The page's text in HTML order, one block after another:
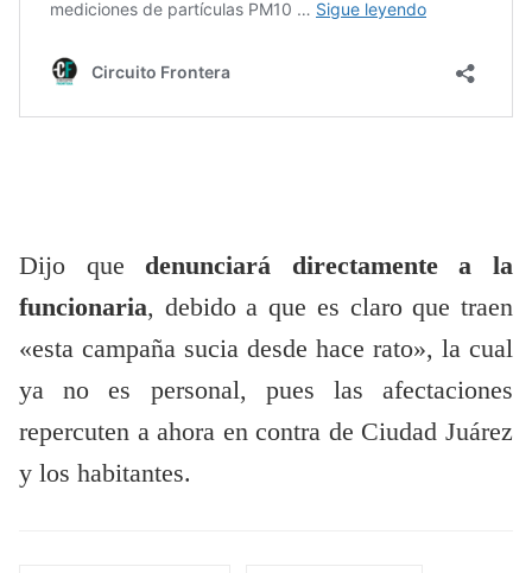
Dijo que denunciará directamente a la
funcionaria, debido a que es claro que traen
«esta campaña sucia desde hace rato», la cual
ya no es personal, pues las afectaciones
repercuten a ahora en contra de Ciudad Juárez
y los habitantes.